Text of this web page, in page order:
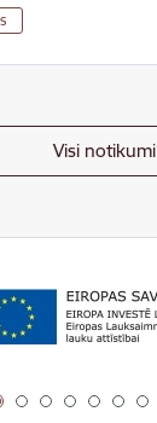
Visi notikumi